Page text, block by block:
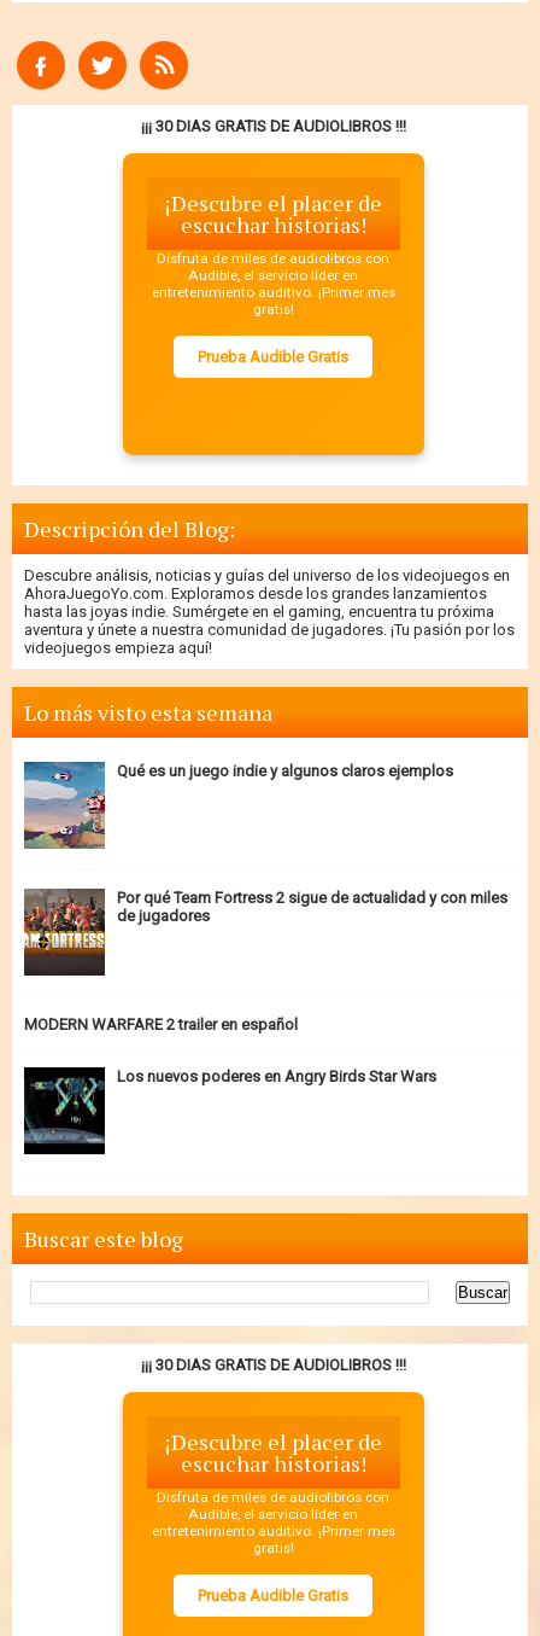
¡¡¡ 30 DIAS GRATIS DE AUDIOLIBROS !!!
¡Descubre el placer de
escuchar historias!
Disfruta de miles de audiolibros con
Audible, el servicio líder en
entretenimiento auditivo. ¡Primer mes
gratis!
Prueba Audible Gratis
Descripción del Blog:
Descubre análisis, noticias y guías del universo de los videojuegos en
AhoraJuegoYo.com. Exploramos desde los grandes lanzamientos
hasta las joyas indie. Sumérgete en el gaming, encuentra tu próxima
aventura y únete a nuestra comunidad de jugadores. ¡Tu pasión por los
videojuegos empieza aquí!
Lo más visto esta semana
Qué es un juego indie y algunos claros ejemplos
Por qué Team Fortress 2 sigue de actualidad y con miles
de jugadores
MODERN WARFARE 2 trailer en español
Los nuevos poderes en Angry Birds Star Wars
Buscar este blog
¡¡¡ 30 DIAS GRATIS DE AUDIOLIBROS !!!
¡Descubre el placer de
escuchar historias!
Disfruta de miles de audiolibros con
Audible, el servicio líder en
entretenimiento auditivo. ¡Primer mes
gratis!
Prueba Audible Gratis